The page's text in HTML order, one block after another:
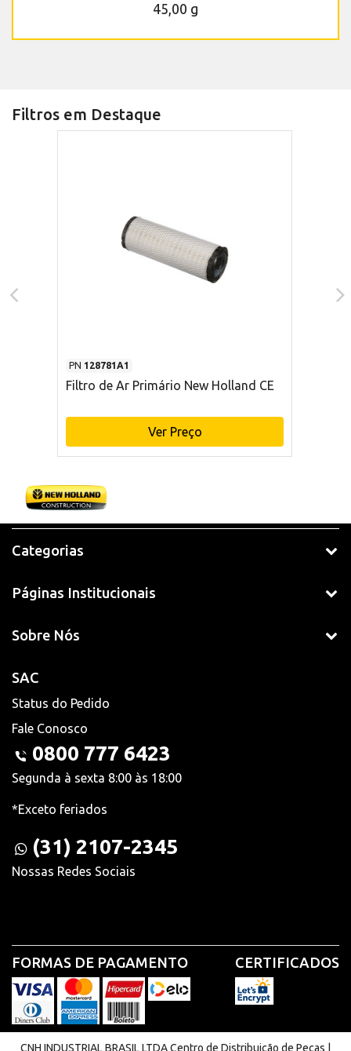
45,00 g
Filtros em Destaque
PN 128781A1
Filtro de Ar Primário New Holland CE
Ver Preço
Categorias
Páginas Institucionais
Sobre Nós
SAC
Status do Pedido
Fale Conosco
0800 777 6423
Segunda à sexta 8:00 às 18:00
*Exceto feriados
(31) 2107-2345
Nossas Redes Sociais
FORMAS DE PAGAMENTO CERTIFICADOS
CNH INDUSTRIAL BRASIL LTDA Centro de Distribuição de Peças |